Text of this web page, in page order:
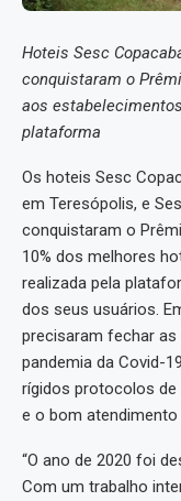
Hoteis Sesc
conquistaram o
aos
plataforma
Os hoteis Sesc
em Teresópolis, e
conquistaram o
10% dos melhores
realizada pela
dos seus usuários.
precisaram fechar
pandemia da Covid-
rígidos protocolos
e o bom
“O ano de 2020 foi
Com um trabalho